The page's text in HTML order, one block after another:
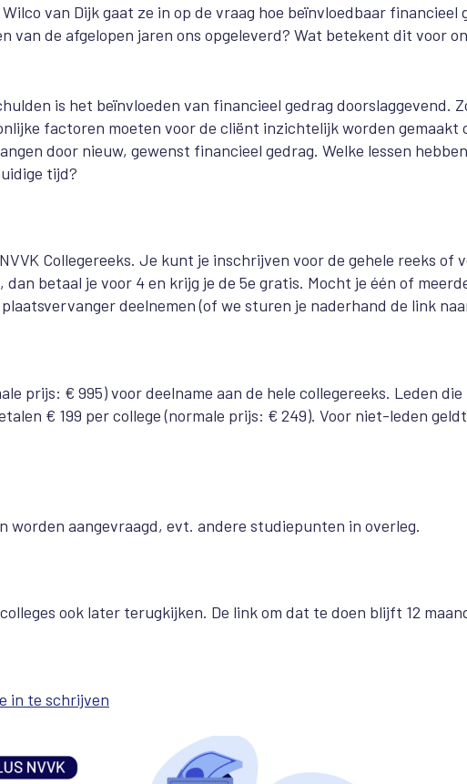
van Dijk gaat ze in op de vraag hoe beïnvloedbaar financieel
van de afgelopen jaren ons opgeleverd? Wat betekent dit voor
is het beïnvloeden van financieel gedrag doorslaggevend.
factoren moeten voor de cliënt inzichtelijk worden gemaakt
door nieuw, gewenst financieel gedrag. Welke lessen
tijd?
Collegereeks. Je kunt je inschrijven voor de gehele reeks of
dan betaal je voor 4 en krijg je de 5e gratis. Mocht je één of
deelnemen (of we sturen je naderhand de link
prijs: € 995) voor deelname aan de hele collegereeks. Leden
€ 199 per college (normale prijs: € 249). Voor niet-leden
worden aangevraagd, evt. andere studiepunten in overleg.
ook later terugkijken. De link om dat te doen blijft 12
in te schrijven